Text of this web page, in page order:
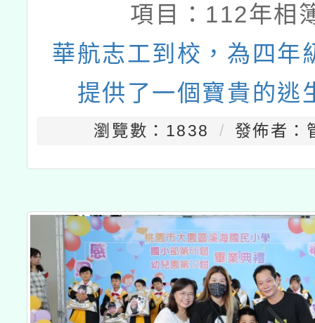
項目： 112年相
華航志工到校，為四年
提供了一個寶貴的逃
瀏覽數：1838 發佈者：